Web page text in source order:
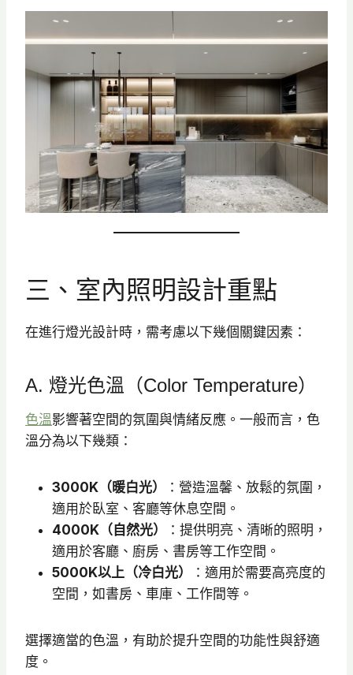
三、室內照明設計重點
在進行燈光設計時，需考慮以下幾個關鍵因素：
A. 燈光色溫（Color Temperature）
色溫影響著空間的氛圍與情緒反應。​一般而言，色
溫分為以下幾類：
3000K（暖白光）
：​營造溫馨、放鬆的氛圍，
適用於臥室、客廳等休息空間。
4000K（自然光）
：​提供明亮、清晰的照明，
適用於客廳、廚房、書房等工作空間。
5000K以上（冷白光）
：​適用於需要高亮度的
空間，如書房、車庫、工作間等。
選擇適當的色溫，有助於提升空間的功能性與舒適
度。​